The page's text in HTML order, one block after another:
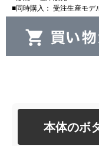
■同時購入： 受注生産モデ
本体のボ